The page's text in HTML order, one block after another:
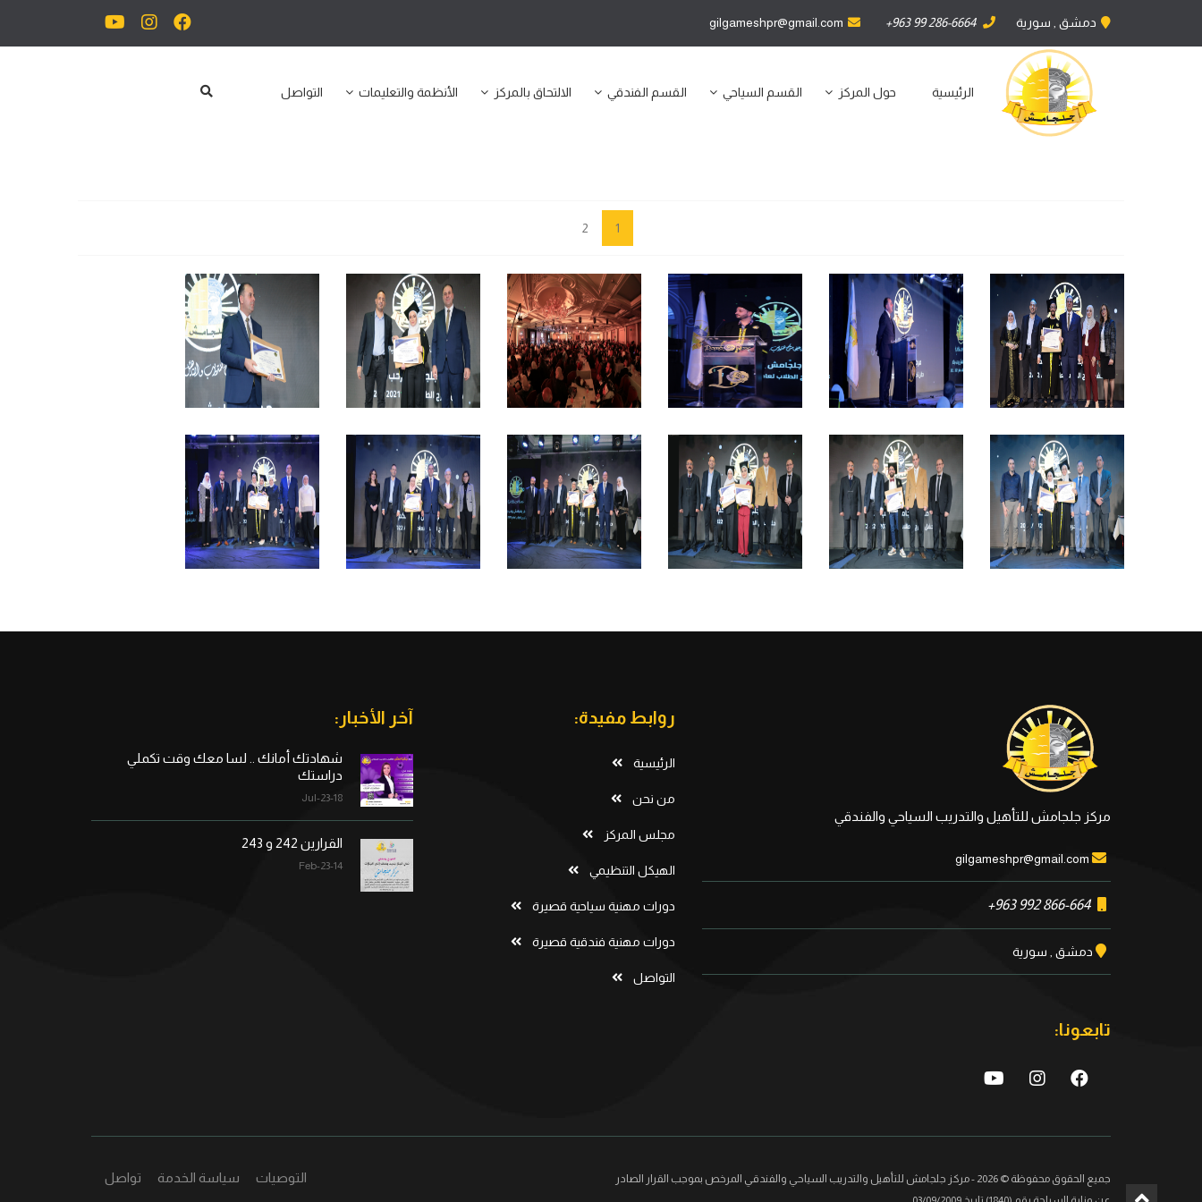
دمشق , سورية +963 99 286-6664
gilgameshpr@gmail.com
الرئيسية حول المركز القسم السياحي القسم الفندقي الالتحاق بالمركز الأنظمة والتعليمات التواصل
1
2
مركز جلجامش للتأهيل والتدريب السياحي والفندقي
+963 992 866-664
دمشق , سورية
تابعونا:
روابط مفيدة:
الرئيسية
من نحن
مجلس المركز
الهيكل التنظيمي
دورات مهنية سياحية قصيرة
دورات مهنية فندقية قصيرة
التواصل
آخر الأخبار:
شهادتك أمانك .. لسا معك وقت تكملي
دراستك
18-Jul-23
القرارين 242 و 243
14-Feb-23
جميع الحقوق محفوظة © 2026 - مركز جلجامش للتأهيل والتدريب السياحي والفندقي المرخص بموجب القرار الصادر
التوصيات سياسة الخدمة تواصل